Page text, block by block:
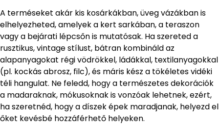
A terméseket akár kis kosárkákban, üveg vázákban is
elhelyezheted, amelyek a kert sarkában, a teraszon
vagy a bejárati lépcsőn is mutatósak. Ha szereted a
rusztikus, vintage stílust, bátran kombináld az
alapanyagokat régi vödrökkel, ládákkal, textilanyagokkal
(pl. kockás abrosz, filc), és máris kész a tökéletes vidéki
téli hangulat. Ne feledd, hogy a természetes dekorációk
a madaraknak, mókusoknak is vonzóak lehetnek, ezért,
ha szeretnéd, hogy a díszek épek maradjanak, helyezd el
őket kevésbé hozzáférhető helyeken.